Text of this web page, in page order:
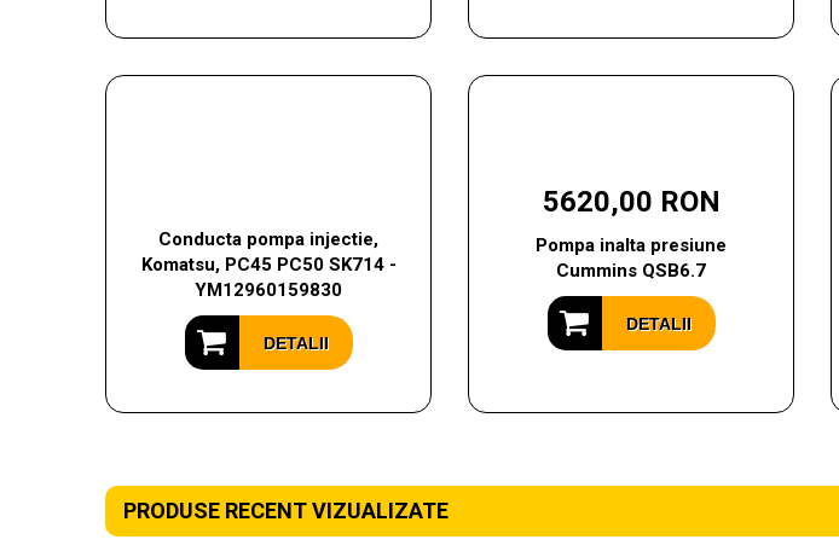
Conducta pompa injectie,
Komatsu, PC45 PC50 SK714 -
YM12960159830
DETALII
5620,00 RON
Pompa inalta presiune
Cummins QSB6.7
DETALII
PRODUSE RECENT VIZUALIZATE